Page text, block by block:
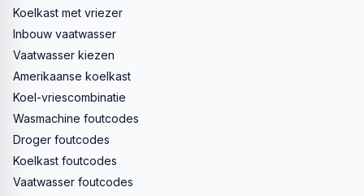
Koelkast met vriezer
Inbouw vaatwasser
Vaatwasser kiezen
Amerikaanse koelkast
Koel-vriescombinatie
Wasmachine foutcodes
Droger foutcodes
Koelkast foutcodes
Vaatwasser foutcodes